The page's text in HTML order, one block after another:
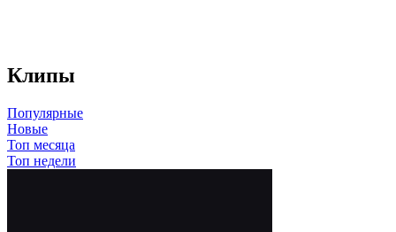
Клипы
Популярные
Новые
Топ месяца
Топ недели